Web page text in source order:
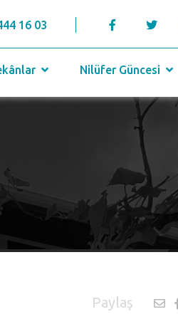
16 03
Nilüfer Güncesi
Paylaş